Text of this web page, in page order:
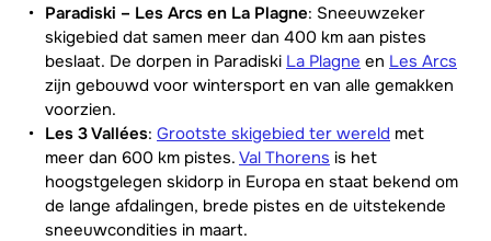
Paradiski – Les Arcs en La Plagne: Sneeuwzeker
skigebied dat samen meer dan 400 km aan pistes
beslaat. De dorpen in Paradiski La Plagne en Les Arcs
zijn gebouwd voor wintersport en van alle gemakken
voorzien.
Les 3 Vallées: Grootste skigebied ter wereld met
meer dan 600 km pistes. Val Thorens is het
hoogstgelegen skidorp in Europa en staat bekend om
de lange afdalingen, brede pistes en de uitstekende
sneeuwcondities in maart.